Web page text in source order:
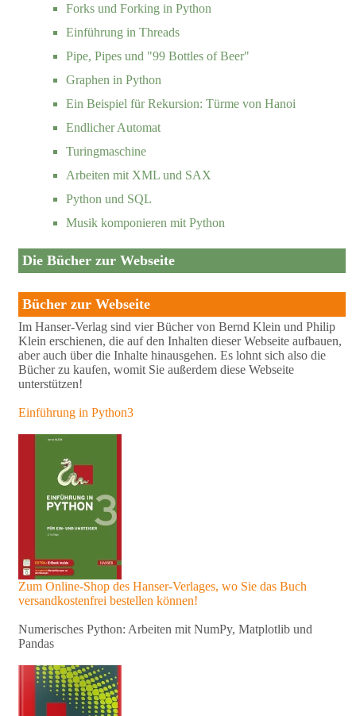
Forks und Forking in Python
Einführung in Threads
Pipe, Pipes und "99 Bottles of Beer"
Graphen in Python
Ein Beispiel für Rekursion: Türme von Hanoi
Endlicher Automat
Turingmaschine
Arbeiten mit XML und SAX
Python und SQL
Musik komponieren mit Python
Die Bücher zur Webseite
Bücher zur Webseite
Im Hanser-Verlag sind vier Bücher von Bernd Klein und Philip
Klein erschienen, die auf den Inhalten dieser Webseite aufbauen,
aber auch über die Inhalte hinausgehen. Es lohnt sich also die
Bücher zu kaufen, womit Sie außerdem diese Webseite
unterstützen!
Einführung in Python3
Zum Online-Shop des Hanser-Verlages, wo Sie das Buch
versandkostenfrei bestellen können!
Numerisches Python: Arbeiten mit NumPy, Matplotlib und
Pandas